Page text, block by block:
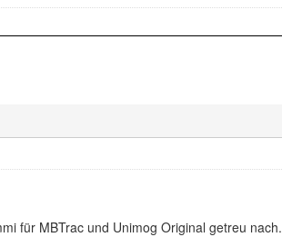
für MBTrac und Unimog Original getreu nach.